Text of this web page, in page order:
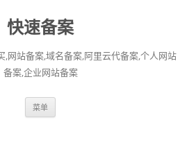
快速备案
,网站备案,域名备案,阿里云代备案,个人网站
备案,企业网站备案
菜单